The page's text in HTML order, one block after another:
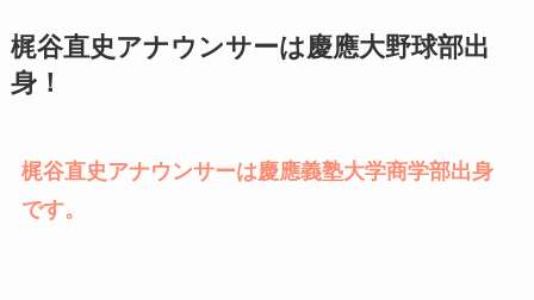
梶谷直史アナウンサーは慶應大野球部出
身！
梶谷直史アナウンサーは慶應義塾大学商学部出身
です。